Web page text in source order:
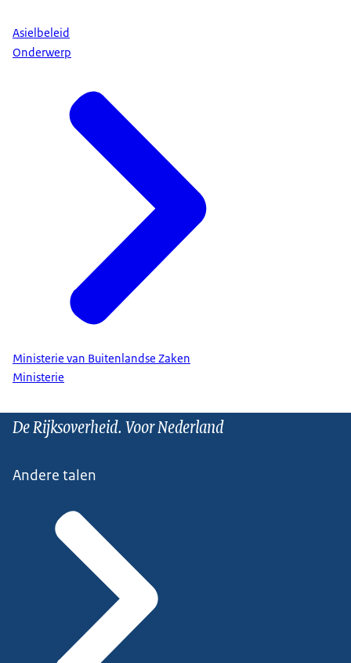
Asielbeleid
Onderwerp
Ministerie van Buitenlandse Zaken
Ministerie
De Rijksoverheid. Voor Nederland
Andere talen